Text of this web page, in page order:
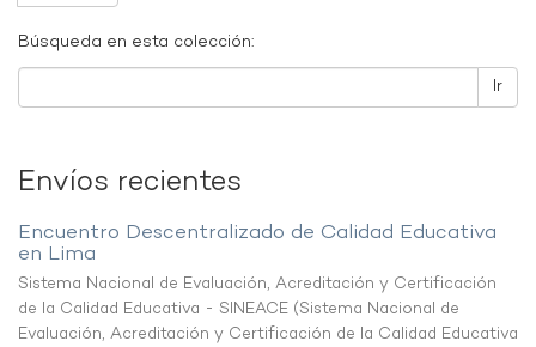
Búsqueda en esta colección:
Ir
Envíos recientes
Encuentro Descentralizado de Calidad Educativa
en Lima
Sistema Nacional de Evaluación, Acreditación y Certificación
de la Calidad Educativa - SINEACE (Sistema Nacional de
Evaluación, Acreditación y Certificación de la Calidad Educativa